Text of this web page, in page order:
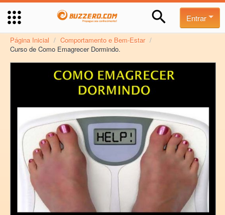
Entrar
Página Inicial / Comportamento e Bem-Estar /
Curso de Como Emagrecer Dormindo.